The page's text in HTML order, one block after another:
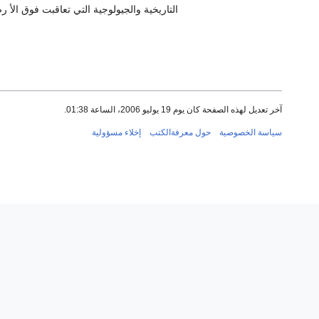
التاريخية والجيولوجية التي تعاقبت فوق
آخر تعديل لهذه الصفحة كان يوم 19 يوليو 2006، الساعة 01:38.
سياسة الخصوصية حول معرفةالكتب إخلاء مسؤولية